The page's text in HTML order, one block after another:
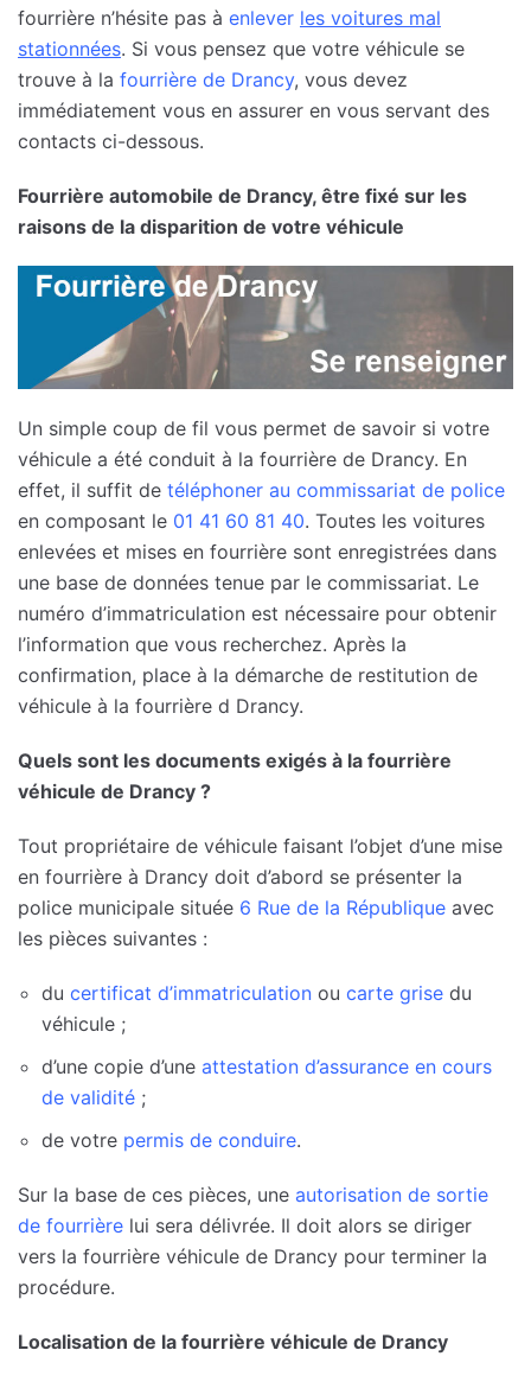
fourrière n’hésite pas à enlever les voitures mal
stationnées. Si vous pensez que votre véhicule se
trouve à la fourrière de Drancy, vous devez
immédiatement vous en assurer en vous servant des
contacts ci-dessous.
Fourrière automobile de Drancy, être fixé sur les
raisons de la disparition de votre véhicule
Un simple coup de fil vous permet de savoir si votre
véhicule a été conduit à la fourrière de Drancy. En
effet, il suffit de téléphoner au commissariat de police
en composant le 01 41 60 81 40. Toutes les voitures
enlevées et mises en fourrière sont enregistrées dans
une base de données tenue par le commissariat. Le
numéro d’immatriculation est nécessaire pour obtenir
l’information que vous recherchez. Après la
confirmation, place à la démarche de restitution de
véhicule à la fourrière d Drancy.
Quels sont les documents exigés à la fourrière
véhicule de Drancy ?
Tout propriétaire de véhicule faisant l’objet d’une mise
en fourrière à Drancy doit d’abord se présenter la
police municipale située 6 Rue de la République avec
les pièces suivantes :
du certificat d’immatriculation ou carte grise du
véhicule ;
d’une copie d’une attestation d’assurance en cours
de validité ;
de votre permis de conduire.
Sur la base de ces pièces, une autorisation de sortie
de fourrière lui sera délivrée. Il doit alors se diriger
vers la fourrière véhicule de Drancy pour terminer la
procédure.
Localisation de la fourrière véhicule de Drancy